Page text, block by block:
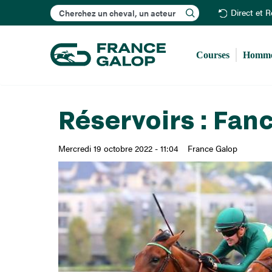
Rechercher Direct et
Courses
Réservoirs :
Mercredi 19 octobre 2022 - 11:04 France Galop